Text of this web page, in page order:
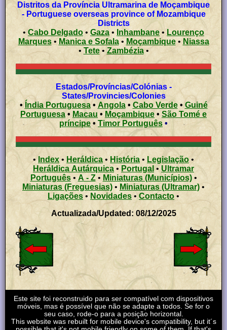
Distritos da Província Ultramarina de Moçambique
- Portuguese overseas province of Mozambique
Districts
• Cabo Delgado • Gaza • Inhambane• Lourenço
Marques• Manica e Sofala• Moçambique• Niassa
• Tete • Zambézia•
Estados/Províncias/Colónias -
States/Provincies/Colonies
• Índia Portuguesa • Angola • Cabo Verde • Guiné
Portuguesa • Macau • Moçambique • São Tomé e
príncipe • Timor Português •
• Index • Heráldica • História • Legislação •
Heráldica Autárquica • Portugal • Ultramar
Português• A - Z• Miniaturas (Municípios)•
Miniaturas (Freguesias) • Miniaturas (Ultramar) •
Ligações • Novidades •Contacto •
Actualizada/Updated: 08/12/2025
Este site foi reconstruido para ser compatível com dispositivos
móveis, mas é possível que não se adapte a todos. Se for o
seu caso, rode-o para a posição horizontal.
This website was rebuilt for mobile device's compatibility, but it´s